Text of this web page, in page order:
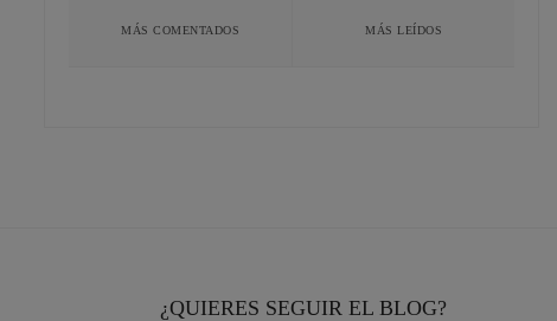
MÁS COMENTADOS MÁS LEÍDOS
¿QUIERES SEGUIR EL BLOG?